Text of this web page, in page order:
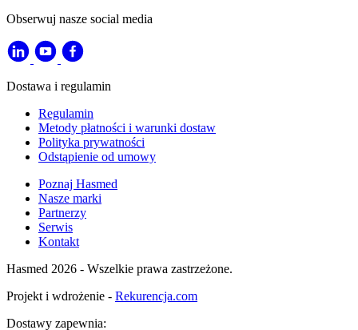
Obserwuj nasze social media
Dostawa i regulamin
Regulamin
Metody płatności i warunki dostaw
Polityka prywatności
Odstąpienie od umowy
Poznaj Hasmed
Nasze marki
Partnerzy
Serwis
Kontakt
Hasmed 2026 - Wszelkie prawa zastrzeżone.
Projekt i wdrożenie - Rekurencja.com
Dostawy zapewnia: